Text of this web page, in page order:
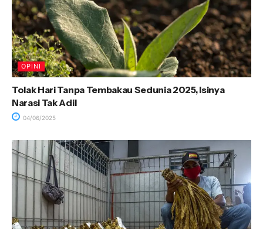
OPINI
Tolak Hari Tanpa Tembakau Sedunia 2025, Isinya
Narasi Tak Adil
04/06/2025